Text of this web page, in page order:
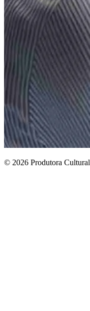
© 2026 Produtora Cultural